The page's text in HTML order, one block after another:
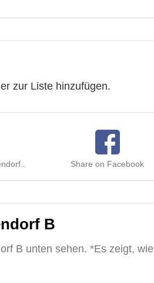
zur Liste hinzufügen.
Share on Facebook
B
B unten sehen. *Es zeigt, wie